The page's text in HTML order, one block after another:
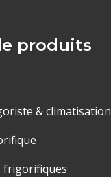
produits
& climatisation
frigorifiques